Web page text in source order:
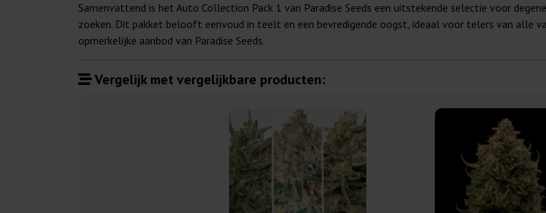
Samenvattend is het Auto Collection Pack 1 van Paradise Seeds een uitstekende selectie voor
zoeken. Dit pakket belooft eenvoud in teelt en een bevredigende oogst, ideaal voor telers van alle
opmerkelijke aanbod van Paradise Seeds.
Vergelijk met vergelijkbare producten: